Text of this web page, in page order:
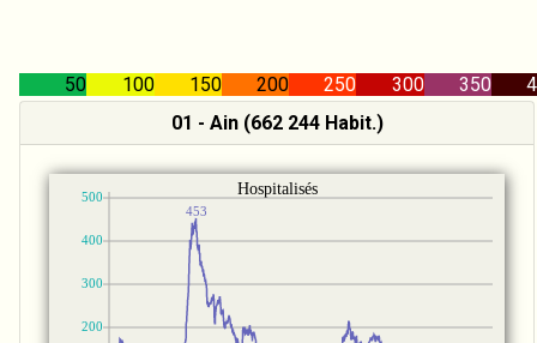
50 100 150 200 250 300 350
01 - Ain (662 244 Habit.)